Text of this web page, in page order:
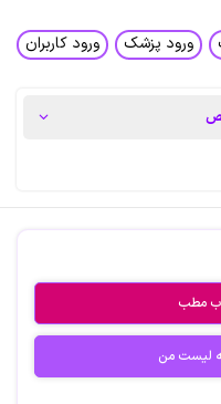
ورود پزشک ورود کاربران
مطب
لیست من